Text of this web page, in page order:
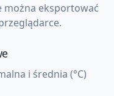
można eksportować
i średnia (°C)